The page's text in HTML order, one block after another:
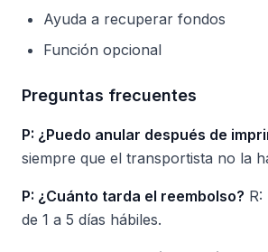
Ayuda a recuperar fondos
Función opcional
Preguntas frecuentes
P: ¿Puedo anular después de
siempre que el transportista no la
P: ¿Cuánto tarda el reembolso?
de 1 a 5 días hábiles.